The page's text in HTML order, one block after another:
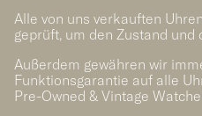
Alle von uns verkauften
geprüft, um den Zustand
Außerdem gewähren wir
Funktionsgarantie auf alle
Pre-Owned & Vintage